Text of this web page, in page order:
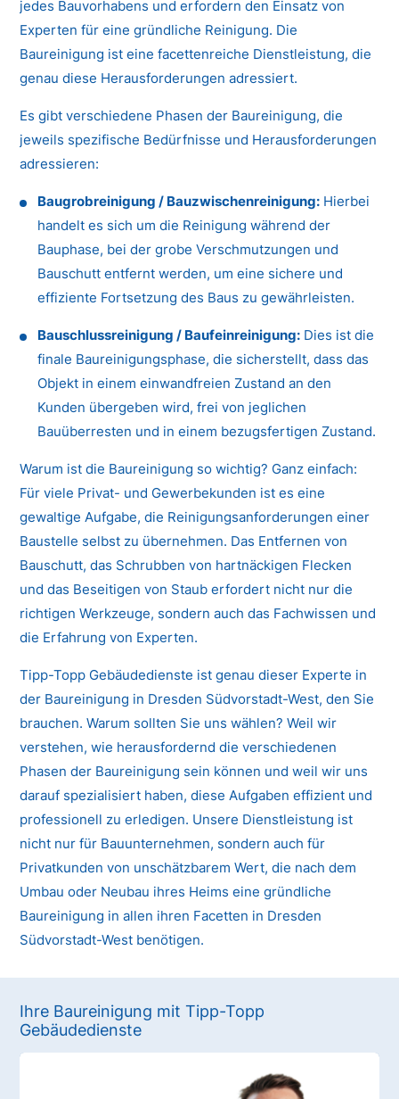
jedes Bauvorhabens und erfordern den Einsatz von
Experten für eine gründliche Reinigung. Die
Baureinigung ist eine facettenreiche Dienstleistung, die
genau diese Herausforderungen adressiert.
Es gibt verschiedene Phasen der Baureinigung, die
jeweils spezifische Bedürfnisse und Herausforderungen
adressieren:
Baugrobreinigung / Bauzwischenreinigung: Hierbei
handelt es sich um die Reinigung während der
Bauphase, bei der grobe Verschmutzungen und
Bauschutt entfernt werden, um eine sichere und
effiziente Fortsetzung des Baus zu gewährleisten.
Bauschlussreinigung / Baufeinreinigung: Dies ist die
finale Baureinigungsphase, die sicherstellt, dass das
Objekt in einem einwandfreien Zustand an den
Kunden übergeben wird, frei von jeglichen
Bauüberresten und in einem bezugsfertigen Zustand.
Warum ist die Baureinigung so wichtig? Ganz einfach:
Für viele Privat- und Gewerbekunden ist es eine
gewaltige Aufgabe, die Reinigungsanforderungen einer
Baustelle selbst zu übernehmen. Das Entfernen von
Bauschutt, das Schrubben von hartnäckigen Flecken
und das Beseitigen von Staub erfordert nicht nur die
richtigen Werkzeuge, sondern auch das Fachwissen und
die Erfahrung von Experten.
Tipp-Topp Gebäudedienste ist genau dieser Experte in
der Baureinigung in Dresden Südvorstadt-West, den Sie
brauchen. Warum sollten Sie uns wählen? Weil wir
verstehen, wie herausfordernd die verschiedenen
Phasen der Baureinigung sein können und weil wir uns
darauf spezialisiert haben, diese Aufgaben effizient und
professionell zu erledigen. Unsere Dienstleistung ist
nicht nur für Bauunternehmen, sondern auch für
Privatkunden von unschätzbarem Wert, die nach dem
Umbau oder Neubau ihres Heims eine gründliche
Baureinigung in allen ihren Facetten in Dresden
Südvorstadt-West benötigen.
Ihre Baureinigung mit Tipp-Topp
Gebäudedienste